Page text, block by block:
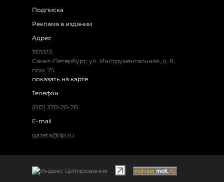
Подписка
Реклама в издании
Адрес
197022,
Санкт-Петербург, ул. Инструментальная, д. 8,
пом. 74.
показать на карте
Телефон
(812) 328-28-28
E-mail
gazeta@dp.ru